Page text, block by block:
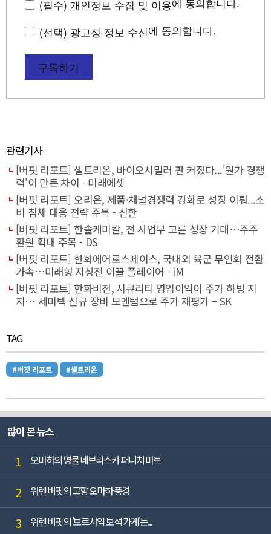
(필수) 개인정보 수집 및 이용
(선택) 광고성 정보 수신에 동의합니다.
구독하기
관련기사
[버핏 리포트] 셀트리온, 바이오시밀러 판 커졌다...'원가 경쟁
력'이 만든 차이 - 미래에셋
[버핏 리포트] 오리온, 제품·채널경쟁력 강화로 성장 이뤄...소
비 침체 대응 전략 주목 - 신한
[버핏 리포트] 한솔케미칼, 전 사업부 고른 성장 기대…주주
환원 확대 주목 - DS
[버핏 리포트] 한화에어로스페이스, 국내외 육군 무인화 전환
가속…미래형 지상전 이끌 플레이어 - iM
[버핏 리포트] 한화비전, 시큐리티 영업이익이 주가 하방 지
지… 세미텍 신규 장비 모멘텀으로 주가 재평가 – SK
TAG
#버핏 리포트 #셀트리온
많이 본 뉴스
1 오마하의 명물 네브라스카 퍼니처 마트
2 워렌 버핏의 고향 오마하 풍경
3 워렌 버핏의 '보르샤임 보석 가게'는...